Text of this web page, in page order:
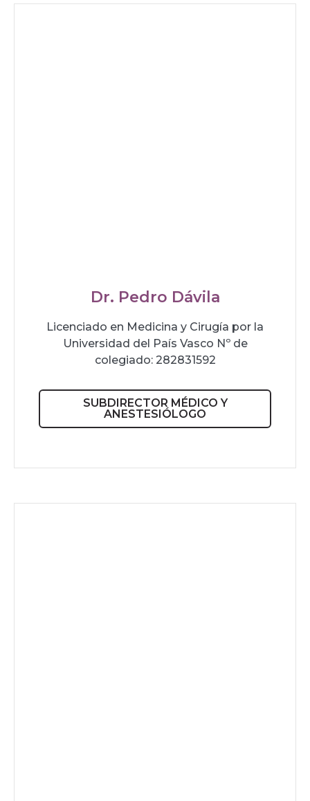
Dr. Pedro Dávila
Licenciado en Medicina y Cirugía por la
Universidad del País Vasco Nº de
colegiado: 282831592
SUBDIRECTOR MÉDICO Y
ANESTESIÓLOGO